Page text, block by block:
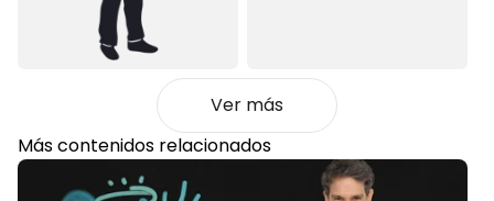
Ver más
Más contenidos relacionados